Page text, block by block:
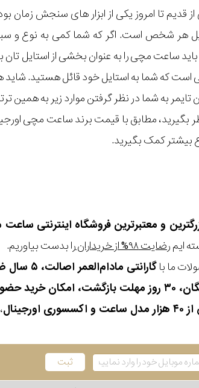
قدیم تا امروز یکی از ابزار های سنجش
هر شخص است. اگر که شما کمی به نوع و
ساعت مچی را به عنوان بخشی از استایل
است که شما به استایل خود قائل هستید. شاید
تایمر به شما در نظر گرفتن موارد زیر
بگیرید، مطابق با قیمت برند ساعت مچی
بیشتر کمک بگیرید.
و معتبرترین فروشگاه اینترنتی ساعت
ایمرضایت ۹۸% از خریداران
را بدست بیاوریم.
ما باگارانتی مادام‌العمر اصالت، ۵ سال ضمانت موتور و ۱۰ سال تعویض رایگان باتری
انتخاب بین ۳ محصول
اورجینال